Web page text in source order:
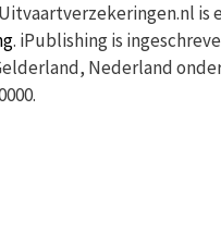
is
. iPublishing is
Nederland